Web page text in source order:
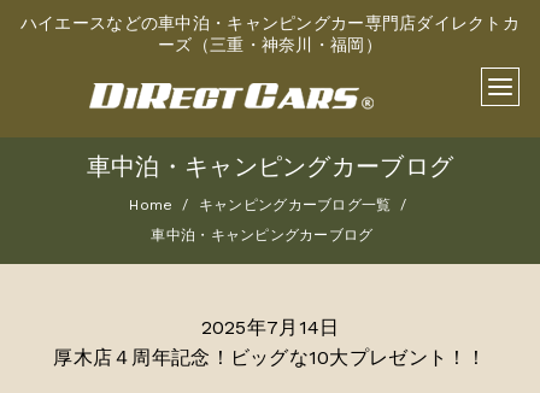
ハイエースなどの車中泊・キャンピングカー専門店ダイレクトカ
ーズ（三重・神奈川・福岡）
車中泊・キャンピングカーブログ
Home
キャンピングカーブログ一覧
車中泊・キャンピングカーブログ
2025年7月14日
厚木店４周年記念！ビッグな10大プレゼント！！